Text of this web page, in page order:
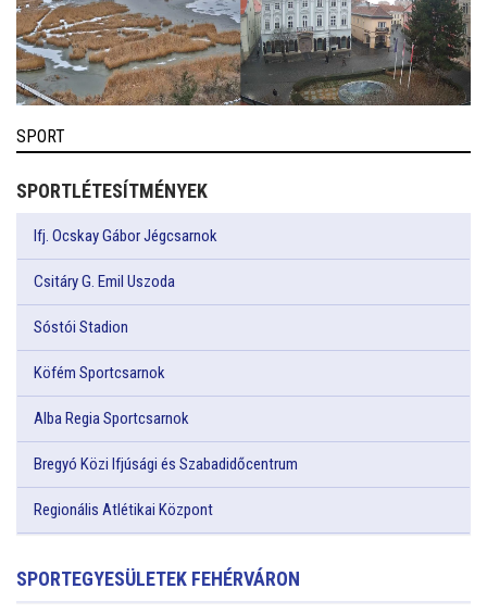
SPORT
SPORTLÉTESÍTMÉNYEK
Ifj. Ocskay Gábor Jégcsarnok
Csitáry G. Emil Uszoda
Sóstói Stadion
Köfém Sportcsarnok
Alba Regia Sportcsarnok
Bregyó Közi Ifjúsági és Szabadidőcentrum
Regionális Atlétikai Központ
SPORTEGYESÜLETEK FEHÉRVÁRON